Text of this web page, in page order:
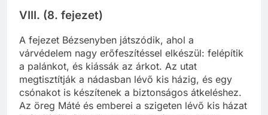
VIII. (8. fejezet)
A fejezet Bézsenyben játszódik, ahol a
várvédelem nagy erőfeszítéssel elkészül: felépítik
a palánkot, és kiássák az árkot. Az utat
megtisztítják a nádasban lévő kis házig, és egy
csónakot is készítenek a biztonságos átkeléshez.
Az öreg Máté és emberei a szigeten lévő kis házat